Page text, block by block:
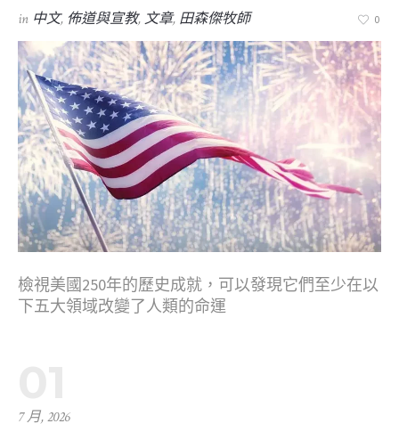
in 中文, 佈道與宣教,文章, 田森傑牧師 0
檢視美國250年的歷史成就，可以發現它們至少在以
下五大領域改變了人類的命運
7 月, 2026